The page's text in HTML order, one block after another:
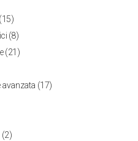
(15)
(8)
(21)
avanzata (17)
(2)